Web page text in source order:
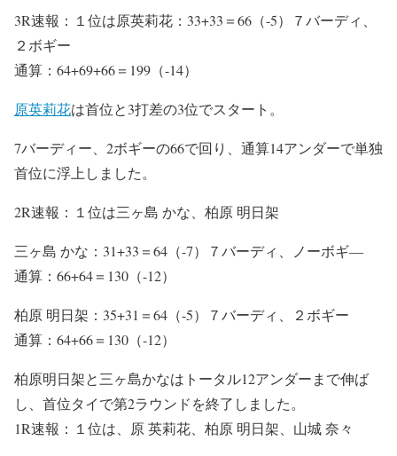
3R速報：１位は原英莉花：33+33＝66（-5）７バーディ、
２ボギー
通算：64+69+66＝199（-14）
原英莉花は首位と3打差の3位でスタート。
7バーディー、2ボギーの66で回り、通算14アンダーで単独
首位に浮上しました。
2R速報：１位は三ヶ島 かな、柏原 明日架
三ヶ島 かな：31+33＝64（-7）７バーディ、ノーボギ―
通算：66+64＝130（-12）
柏原 明日架：35+31＝64（-5）７バーディ、２ボギー
通算：64+66＝130（-12）
柏原明日架と三ヶ島かなはトータル12アンダーまで伸ば
し、首位タイで第2ラウンドを終了しました。
1R速報：１位は、原 英莉花、柏原 明日架、山城 奈々